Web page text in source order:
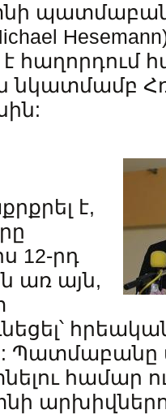
պատմաբան
հաղորդում
նկատմամբ
է,
12-րդ
առ այն,
Պատմաբանը
համար